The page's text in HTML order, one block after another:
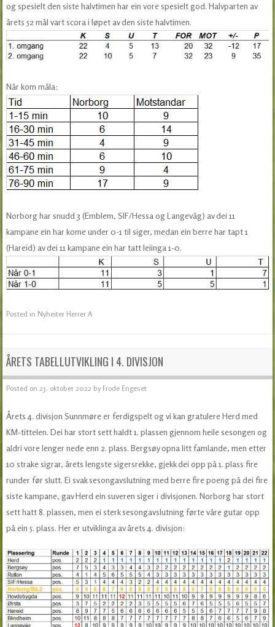
og spesielt den siste halvtimen har ein vore spesielt god. Halvparten av
årets 52 mål vart scora i løpet av den siste halvtimen.
Når kom måla:
Norborg har snudd 3 (Emblem, SIF/Hessa og Langevåg) av dei 11
kampane ein har kome under 0-1 til siger, medan ein berre har tapt 1
(Hareid) av dei 11 kampane ein har tatt leiinga 1-0.
Posted in Nyheiter Herrer A
ÅRETS TABELLUTVIKLING I 4. DIVISJON
Posted on 23. oktober 2022 by Frode Engeset
Årets 4. divisjon Sunnmøre er ferdigspelt og vi kan gratulere Herd med
KM-tittelen. Dei har stort sett haldt 1. plassen gjennom heile sesongen og
aldri vore lenger nede enn 2. plass. Bergsøy opna litt famlande, men etter
10 strake sigrar, årets lengste sigersrekke, gjekk dei opp på 1. plass fire
runder før slutt. Ei svak sesongavslutning med berre fire poeng på dei fire
siste kampane, gav Herd ein suveren siger i divisjonen. Norborg har stort
sett hatt 8. plassen, men ei sterk sesongavslutning førte våre gutar opp
på ein 5. plass. Her er utviklinga av årets 4. divisjon: